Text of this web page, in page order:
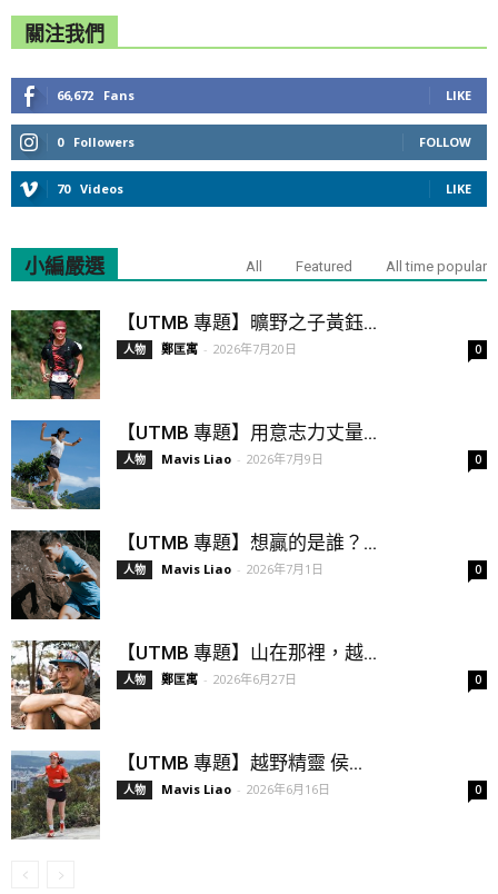
關注我們
66,672 Fans LIKE
0 Followers FOLLOW
70 Videos LIKE
小編嚴選 All Featured All time popular
【UTMB 專題】曠野之子黃鈺...
人物 鄭匡寓 - 2026年7月20日 0
【UTMB 專題】用意志力丈量...
人物 Mavis Liao - 2026年7月9日 0
【UTMB 專題】想贏的是誰？...
人物 Mavis Liao - 2026年7月1日 0
【UTMB 專題】山在那裡，越...
人物 鄭匡寓 - 2026年6月27日 0
【UTMB 專題】越野精靈 侯...
人物 Mavis Liao - 2026年6月16日 0